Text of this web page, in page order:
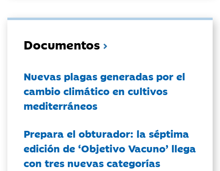
Documentos
Nuevas plagas generadas por el
cambio climático en cultivos
mediterráneos
Prepara el obturador: la séptima
edición de ‘Objetivo Vacuno’ llega
con tres nuevas categorías